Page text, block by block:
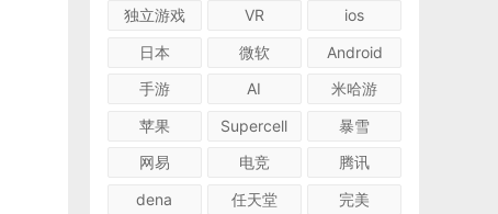
独立游戏
VR
ios
日本
微软
Android
手游
AI
米哈游
苹果
Supercell
暴雪
网易
电竞
腾讯
dena
任天堂
完美